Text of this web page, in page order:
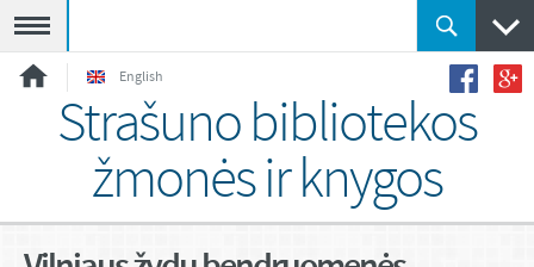
English
Strašuno bibliotekos
žmonės ir knygos